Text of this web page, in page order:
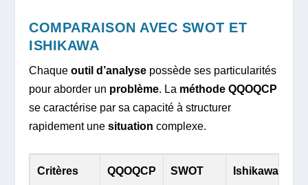
COMPARAISON AVEC SWOT ET
ISHIKAWA
Chaqueoutil d’analyse possède ses particularités
pour aborder un problème. La méthode QQOQCP
se caractérise par sa capacité à structurer
rapidement unesituation complexe.
Critères QQOQCP SWOT Ishikawa